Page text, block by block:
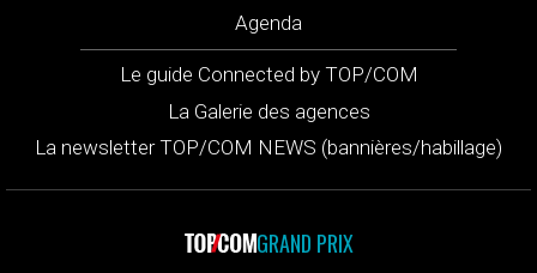
Agenda
Le guide Connected by TOP/COM
La Galerie des agences
La newsletter TOP/COM NEWS (bannières/habillage)
GRAND PRIX